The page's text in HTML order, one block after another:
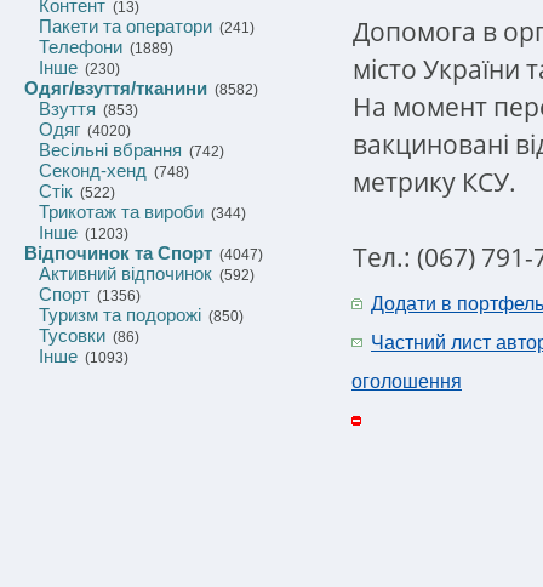
Контент (13)
Пакети та оператори (241)
Телефони (1889)
Інше (230)
Одяг/взуття/тканини (8582)
Взуття (853)
Одяг (4020)
Весільні вбрання (742)
Секонд-хенд (748)
Стік (522)
Трикотаж та вироби (344)
Інше (1203)
Відпочинок та Спорт (4047)
Активний відпочинок (592)
Спорт (1356)
Туризм та подорожі (850)
Тусовки (86)
Інше (1093)
Допомога в
місто України
На момент
вакциновані
метрику КСУ.
Тел.: (067)
Додати в портфель
Частний лист
оголошення